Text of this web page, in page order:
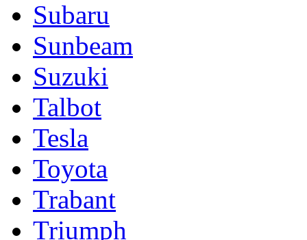
Subaru
Sunbeam
Suzuki
Talbot
Tesla
Toyota
Trabant
Triumph